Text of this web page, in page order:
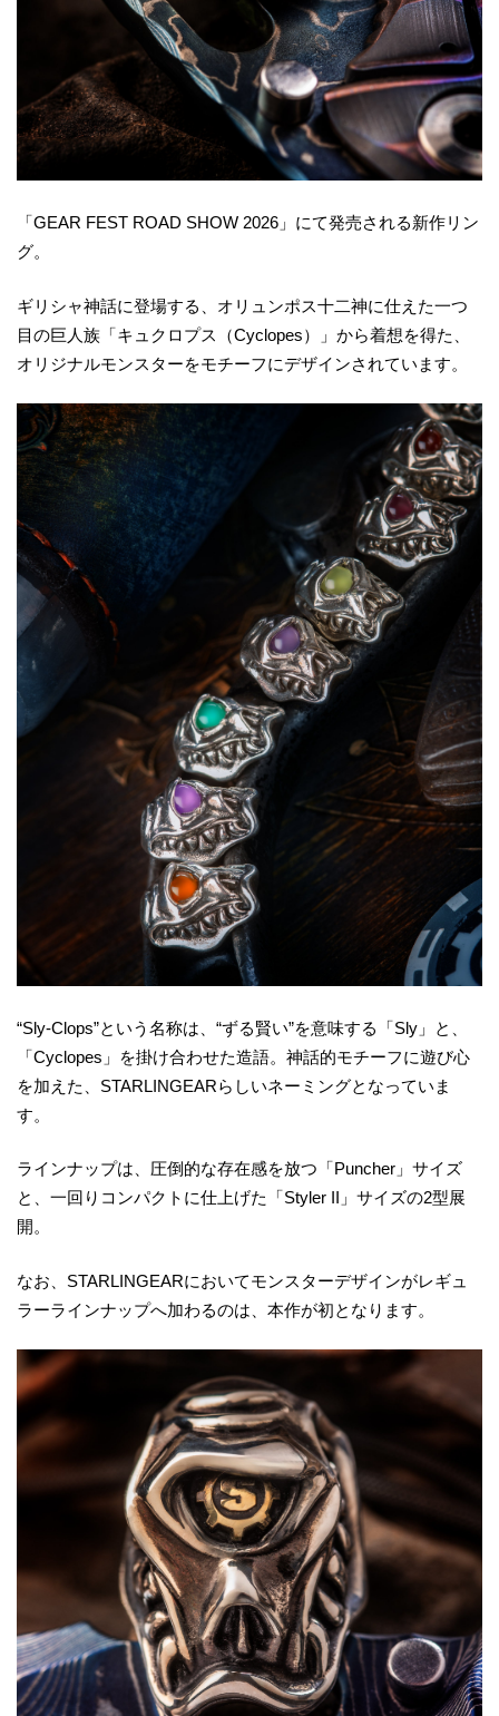
「GEAR FEST ROAD SHOW 2026」にて発売される新作リン
グ。
ギリシャ神話に登場する、オリュンポス十二神に仕えた一つ
目の巨人族「キュクロプス（Cyclopes）」から着想を得た、
オリジナルモンスターをモチーフにデザインされています。
“Sly-Clops”という名称は、“ずる賢い”を意味する「Sly」と、
「Cyclopes」を掛け合わせた造語。神話的モチーフに遊び心
を加えた、STARLINGEARらしいネーミングとなっていま
す。
ラインナップは、圧倒的な存在感を放つ「Puncher」サイズ
と、一回りコンパクトに仕上げた「Styler II」サイズの2型展
開。
なお、STARLINGEARにおいてモンスターデザインがレギュ
ラーラインナップへ加わるのは、本作が初となります。